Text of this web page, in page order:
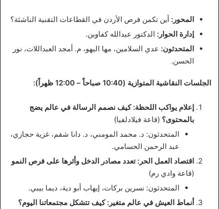
المحور: أين تكمن فرص الأردن في القطاعات التقنية الناشئة؟
إدارة الحوار: الدكتور عبدالله كفاوين.
المتحدثون: عدي السلامين، مها البهو، م. أمجد العبداللات، نور
الحسن.
الجلسات النقاشية المتوازية (10:40 صباحاً – 12:00 ظهراً):
إعلام يواكب اللحظة: كيف نصمم الرسالة في عالم يضج
بالمحتوى؟ (قاعة فيلادلفيا)
المتحدثون: د. محمد المومني، د. دانا شقم، غزية حجازي،
عبد الرحمن الحسامي.
اقتصاد العمل الحر: تعدد مصادر الدخل وأثرها على فرص النمو
(قاعة وادي رم)
المتحدثون: نسرين بركات، إيهاب أبو دية، ديما بيبي.
أنماط العيش في عالم متغير: كيف تتشكل مجتمعاتنا اليوم؟